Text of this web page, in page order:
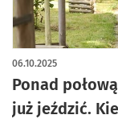
Ponad
już jeździć.
06.10.2025
artykuł z galerią